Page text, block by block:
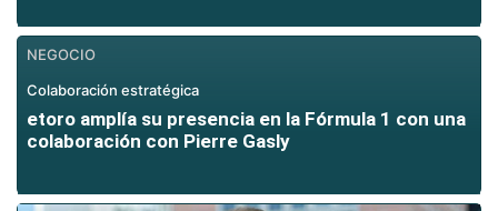
NEGOCIO
Colaboración estratégica
etoro amplía su presencia en la Fórmula 1 con una
colaboración con Pierre Gasly